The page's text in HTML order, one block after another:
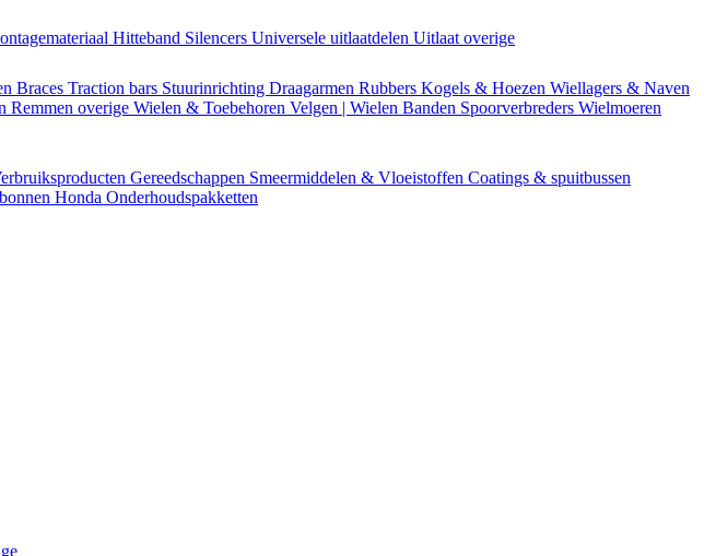
Hitteband Silencers Universele uitlaatdelen Uitlaat overige
Braces Traction bars Stuurinrichting Draagarmen Rubbers Kogels & Hoezen Wiellagers & Naven
Remmen overige Wielen & Toebehoren Velgen | Wielen Banden Spoorverbreders Wielmoeren
Gereedschappen Smeermiddelen & Vloeistoffen Coatings & spuitbussen
Honda Onderhoudspakketten